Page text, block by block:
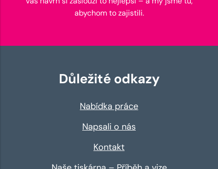
abychom to zajistili.
Důležité odkazy
Nabídka práce
Napsali o nás
Kontakt